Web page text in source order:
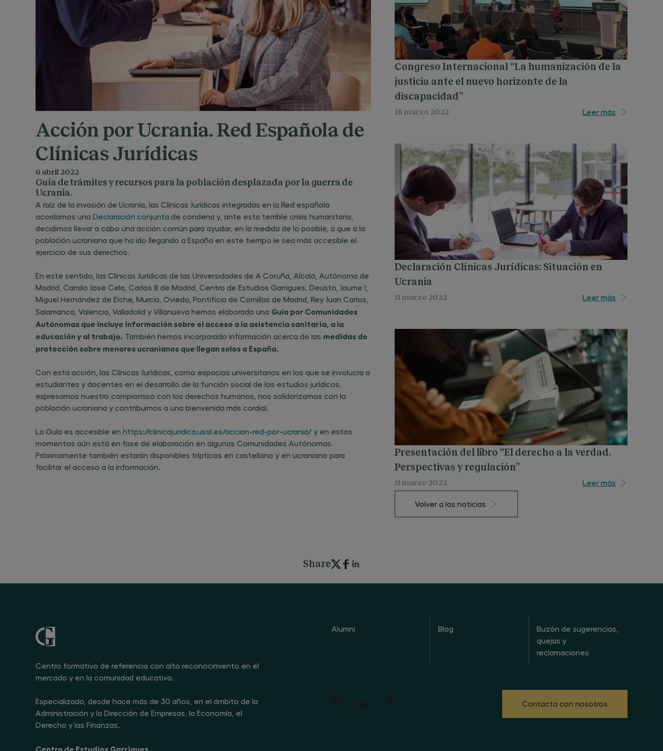
Acción por Ucrania. Red Española de
Clínicas Jurídicas
6 abril 2022
Guía de trámites y recursos para la población desplazada por la guerra de
Ucrania.
A raíz de la invasión de Ucrania, las Clínicas Jurídicas integradas en la Red española
acordamos una Declaración conjunta de condena y, ante esta terrible crisis humanitaria,
decidimos llevar a cabo una acción común para ayudar, en la medida de lo posible, a que a la
población ucraniana que ha ido llegando a España en este tiempo le sea más accesible el
ejercicio de sus derechos.
En este sentido, las Clínicas Jurídicas de las Universidades de A Coruña, Alcalá, Autónoma de
Madrid, Camilo José Cela, Carlos III de Madrid, Centro de Estudios Garrigues, Deusto, Jaume I,
Miguel Hernández de Elche, Murcia, Oviedo, Pontificia de Comillas de Madrid, Rey Juan Carlos,
Salamanca, Valencia, Valladolid y Villanueva hemos elaborado una Guía por Comunidades
Autónomas que incluye información sobre el acceso a la asistencia sanitaria, a la
educación y al trabajo. También hemos incorporado información acerca de las medidas de
protección sobre menores ucranianos que llegan solos a España.
Con esta acción, las Clínicas Jurídicas, como espacios universitarios en los que se involucra a
estudiantes y docentes en el desarrollo de la función social de los estudios jurídicos,
expresamos nuestro compromiso con los derechos humanos, nos solidarizamos con la
población ucraniana y contribuimos a una bienvenida más cordial.
La Guía es accesible en https://clinicajuridica.usal.es/accion-red-por-ucrania/ y en estos
momentos aún está en fase de elaboración en algunas Comunidades Autónomas.
Próximamente también estarán disponibles trípticos en castellano y en ucraniano para
facilitar el acceso a la información.
Congreso Internacional “La humanización de la
justicia ante el nuevo horizonte de la
discapacidad”
18 marzo 2022 Leer más
Declaración Clínicas Jurídicas: Situación en
Ucrania
11 marzo 2022 Leer más
Presentación del libro “El derecho a la verdad.
Perspectivas y regulación”
11 marzo 2022 Leer más
Volver a las noticias
Share
Centro formativo de referencia con alto reconocimiento en el
mercado y en la comunidad educativa.
Especializado, desde hace más de 30 años, en el ámbito de la
Administración y la Dirección de Empresas, la Economía, el
Derecho y las Finanzas.
Centro de Estudios Garrigues.
Alumni Blog
Buzón de sugerencias,
quejas y
reclamaciones
Contacta con nosotros